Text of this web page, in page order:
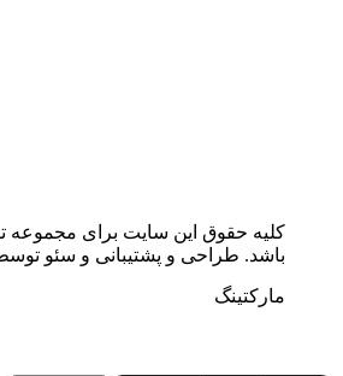
کلیه حقوق این سایت برای مجموعه
باشد. طراحی و پشتیبانی و سئو
مارکتینگ